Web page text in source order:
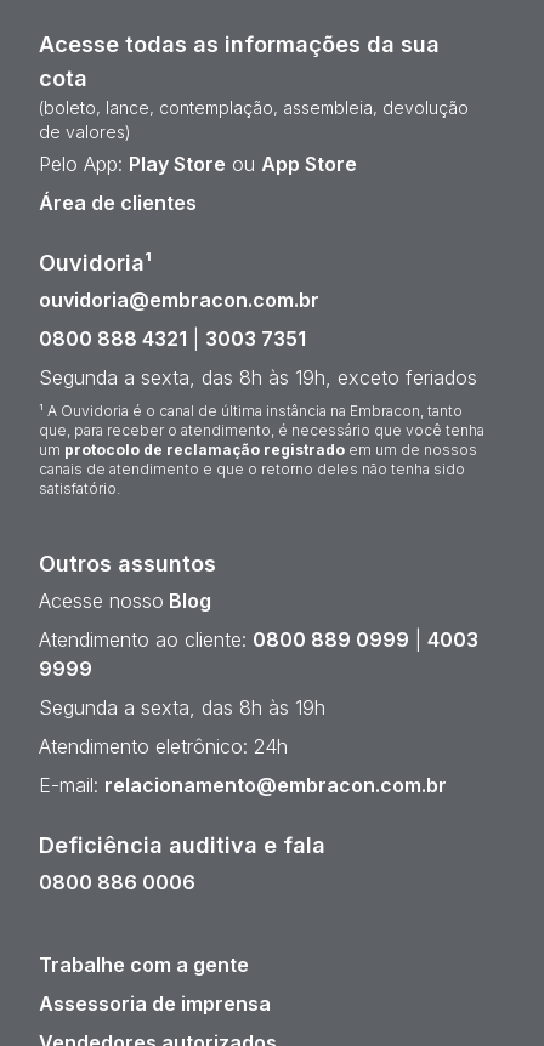
Acesse todas as informações da sua
cota
(boleto, lance, contemplação, assembleia, devolução
de valores)
Pelo App: Play Store ou App Store
Área de clientes
Ouvidoria¹
ouvidoria@embracon.com.br
0800 888 4321
3003 7351
Segunda a sexta, das 8h às 19h, exceto feriados
¹ A Ouvidoria é o canal de última instância na Embracon, tanto
que, para receber o atendimento, é necessário que você tenha
um protocolo de reclamação registrado em um de nossos
canais de atendimento e que o retorno deles não tenha sido
satisfatório.
Outros assuntos
Acesse nosso Blog
Atendimento ao cliente: 0800 889 0999
4003
9999
Segunda a sexta, das 8h às 19h
Atendimento eletrônico: 24h
E-mail: relacionamento@embracon.com.br
Deficiência auditiva e fala
0800 886 0006
Trabalhe com a gente
Assessoria de imprensa